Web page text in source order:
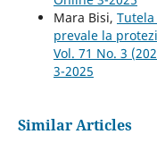
Mara Bisi,
prevale la
Vol. 71 No. 3
3-2025
Similar Articles